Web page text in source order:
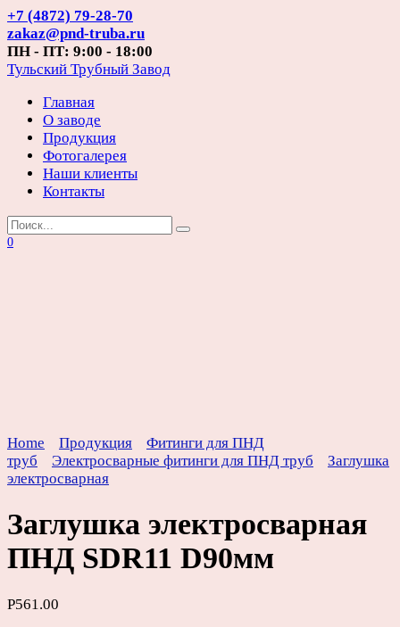
Перейти
к
содержанию
+7 (4872) 79-28-70
zakaz@pnd-truba.ru
ПН - ПТ: 9:00 - 18:00
Тульский Трубный Завод
Главная
О заводе
Продукция
Фотогалерея
Наши клиенты
Контакты
Search
for:
0
Home Продукция
Фитинги для ПНД
труб
Электросварные фитинги для ПНД труб
Заглушка
электросварная
Заглушка электросварная
ПНД SDR11 D90мм
Р561.00